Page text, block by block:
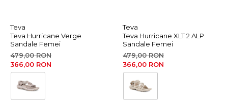
Teva
Teva Hurricane Verge
Sandale Femei
479,00 RON
366,00 RON
Teva
Teva Hurricane XLT 2 ALP
Sandale Femei
479,00 RON
366,00 RON